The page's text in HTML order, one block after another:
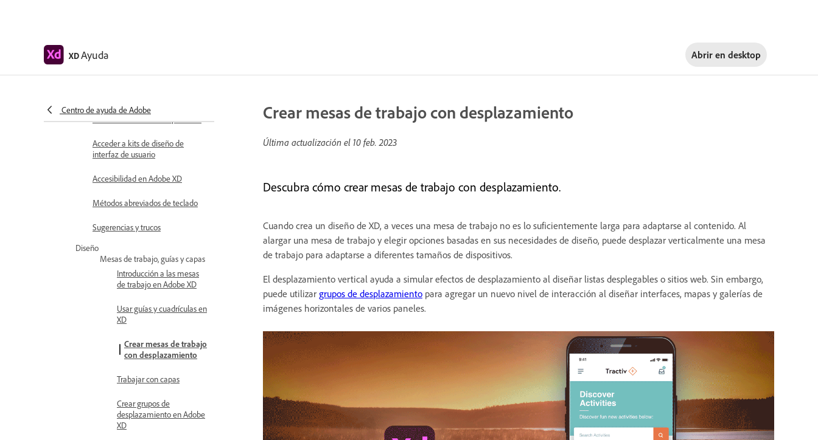
XDAyuda Abrir en desktop
Centro de ayuda de Adobe
Cambiar idioma de la aplicación
Acceder a kits de diseño de
interfaz de usuario
Accesibilidad en Adobe XD
Métodos abreviados de teclado
Sugerencias y trucos
Diseño
Mesas de trabajo, guías y capas
Introducción a las mesas
de trabajo en Adobe XD
Usar guías y cuadrículas en
XD
Crear mesas de trabajo
con desplazamiento
Trabajar con capas
Crear grupos de
desplazamiento en Adobe
XD
Crear mesas de trabajo con desplazamiento
Última actualización el 10 feb. 2023
Descubra cómo crear mesas de trabajo con desplazamiento.
Cuando crea un diseño de XD, a veces una mesa de trabajo no es lo suficientemente larga para adaptarse al contenido. Al
alargar una mesa de trabajo y elegir opciones basadas en sus necesidades de diseño, puede desplazar verticalmente una mesa
de trabajo para adaptarse a diferentes tamaños de dispositivos.
El desplazamiento vertical ayuda a simular efectos de desplazamiento al diseñar listas desplegables o sitios web. Sin embargo,
puede utilizar grupos de desplazamiento para agregar un nuevo nivel de interacción al diseñar interfaces, mapas y galerías de
imágenes horizontales de varios paneles.